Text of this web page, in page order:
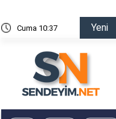
Cuma 10:37 Yeni